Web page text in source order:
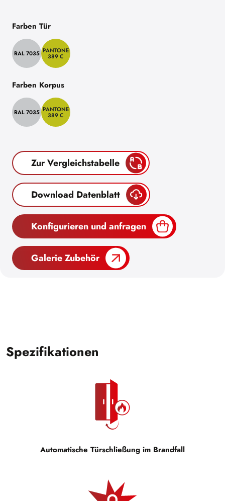
Farben Tür
RAL 7035 PANTONE
389 C
Farben Korpus
RAL 7035 PANTONE
389 C
Zur Vergleichstabelle
Download Datenblatt
Konfigurieren und anfragen
Galerie Zubehör
Spezifikationen
Automatische Türschließung im Brandfall